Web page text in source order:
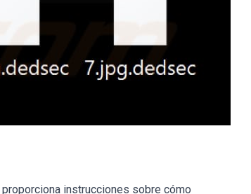
instrucciones sobre cómo